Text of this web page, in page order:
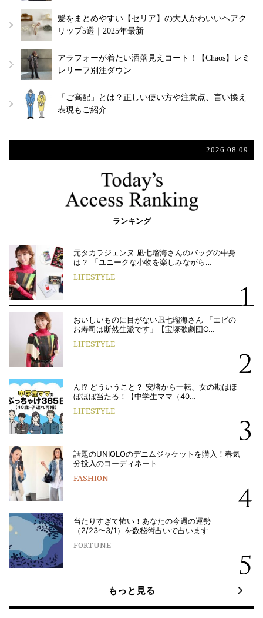
髪をまとめやすい【セリア】の大人かわいいヘアク
リップ5選｜2025年最新
アラフォーが着たい洒落見えコート！【Chaos】レミ
レリーフ別注ダウン
「ご高配」とは？正しい使い方や注意点、言い換え
表現もご紹介
2026.08.09
ランキング
元タカラジェンヌ 凪七瑠海さんのバッグの中身
は？ 「ユニークな小物を楽しみながら…
LIFESTYLE
おいしいものに目がない凪七瑠海さん 「エビの
お寿司は断然生派です」【宝塚歌劇団O…
LIFESTYLE
ん!? どういうこと？ 安堵から一転、女の勘はほ
ぼほぼ当たる！【中学生ママ（40…
LIFESTYLE
話題のUNIQLOのデニムジャケットを購入！春気
分投入のコーディネート
FASHION
当たりすぎて怖い！あなたの今週の運勢
（2/23〜3/1）を数秘術占いで占います
FORTUNE
もっと見る